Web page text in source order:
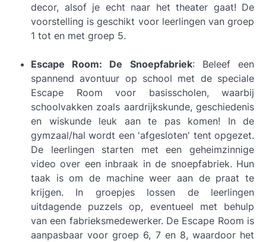
decor, alsof je echt naar het theater gaat! De
voorstelling is geschikt voor leerlingen van groep
1 tot en met groep 5.
Escape Room: De Snoepfabriek: Beleef een
spannend avontuur op school met de speciale
Escape Room voor basisscholen, waarbij
schoolvakken zoals aardrijkskunde, geschiedenis
en wiskunde leuk aan te pas komen! In de
gymzaal/hal wordt een 'afgesloten' tent opgezet.
De leerlingen starten met een geheimzinnige
video over een inbraak in de snoepfabriek. Hun
taak is om de machine weer aan de praat te
krijgen. In groepjes lossen de leerlingen
uitdagende puzzels op, eventueel met behulp
van een fabrieksmedewerker. De Escape Room is
aanpasbaar voor groep 6, 7 en 8, waardoor het